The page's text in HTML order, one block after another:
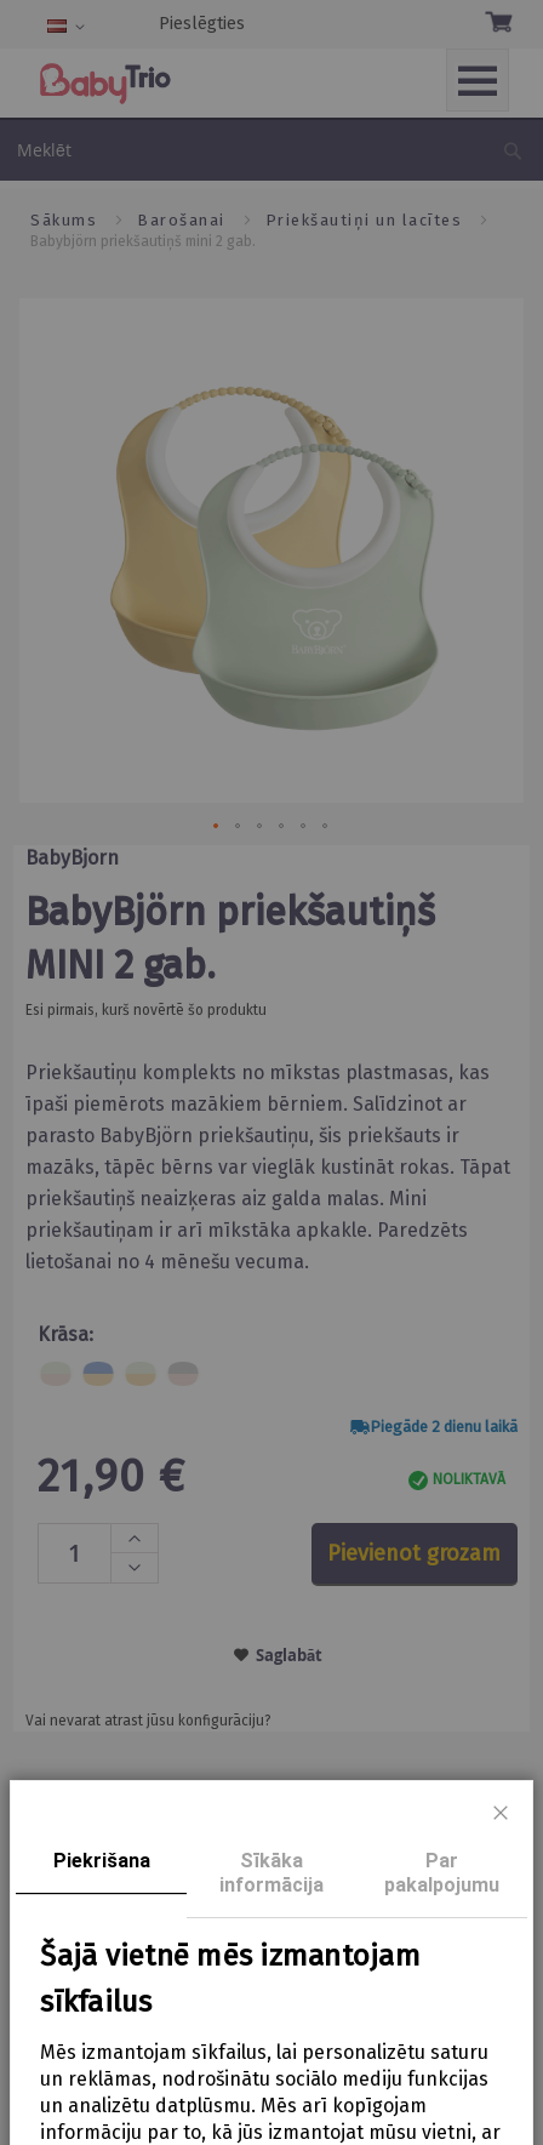
Pieslēgties
Skip
Content
Language
sākums barošanai priekšautiņi un lacītes
babybjörn priekšautiņš mini 2 gab.
Skip
the
beginning
the
images
BabyBjorn
Priekšautiņu komplekts no mīkstas plastmasas, kas
īpaši piemērots mazākiem bērniem. Salīdzinot ar
parasto BabyBjörn priekšautiņu, šis priekšauts ir
mazāks, tāpēc bērns var vieglāk kustināt rokas. Tāpat
priekšautiņš neaizķeras aiz galda malas. Mini
priekšautiņam ir arī mīkstāka apkakle. Paredzēts
lietošanai no 4 mēnešu vecuma.
Krāsa:
Piegāde 2 dienu laikā
21,90 € NOLIKTAVĀ
Pievienot grozam
Saglabāt
Vai nevarat atrast jūsu konfigurāciju?
BabyBjörn priekšautiņš
MINI 2 gab.
Esi pirmais, kurš novērtē šo produktu
Apraksts
Apraksts
Viegli tīrāms bērnu krūšautiņš
Pielāgojams izmērs
Piemērots lietošanai no apmēram 4 mēnešu
Piekrišana
Šajā vietnē mēs izmantojam
sīkfailus
Mēs izmantojam sīkfailus, lai personalizētu saturu
un reklāmas, nodrošinātu sociālo mediju funkcijas
un analizētu datplūsmu. Mēs arī kopīgojam
informāciju par to, kā jūs izmantojat mūsu vietni, ar
Sīkāka
informācija
Par
pakalpojumu